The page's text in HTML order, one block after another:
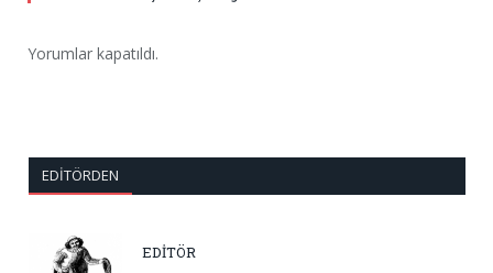
Yorumlar kapatıldı.
EDITÖRDEN
EDİTÖR